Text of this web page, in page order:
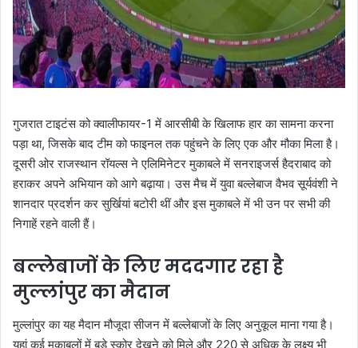
गुजरात टाइटंस को क्वालीफायर-1 में आरसीबी के खिलाफ हार का सामना करना
पड़ा था, जिसके बाद टीम को फाइनल तक पहुंचने के लिए एक और मौका मिला है।
दूसरी ओर राजस्थान रॉयल्स ने एलिमिनेटर मुकाबले में सनराइजर्स हैदराबाद को
हराकर अपने अभियान को आगे बढ़ाया। उस मैच में युवा बल्लेबाज वैभव सूर्यवंशी ने
शानदार प्रदर्शन कर सुर्खियां बटोरी थीं और इस मुकाबले में भी उन पर सभी की
निगाहें रहने वाली हैं।
बल्लेबाजों के लिए मददगार रहा है
मुल्लांपुर का मैदान
मुल्लांपुर का यह मैदान मौजूदा सीजन में बल्लेबाजों के लिए अनुकूल माना गया है।
यहां कई मुकाबलों में बड़े स्कोर देखने को मिले और 220 से अधिक के लक्ष्य भी